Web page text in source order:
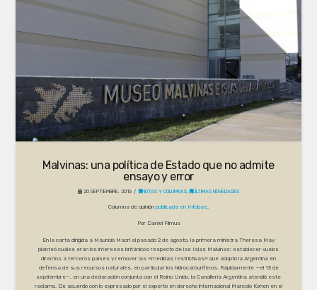
Malvinas: una política de Estado que no admite
ensayo y error
20 SEPTIEMBRE, 2016 NOTAS Y COLUMNAS, ÚLTIMAS NOVEDADES
Columna de opinión publicada en Infobae.
Por Daniel Filmus
En la carta dirigida a Mauricio Macri el pasado 2 de agosto, la primera ministra Theresa May
planteó cuáles eran los intereses británicos respecto de las Islas Malvinas: establecer vuelos
directos a terceros países y remover las «medidas restrictivas» que adoptó la Argentina en
defensa de sus recursos naturales, en particular los hidrocarburíferos. Rápidamente —el 13 de
septiembre—, en una declaración conjunta con el Reino Unido, la Cancillería Argentina atendió este
reclamo. De acuerdo con lo expresado por el experto en derecho internacional Marcelo Kohen en el